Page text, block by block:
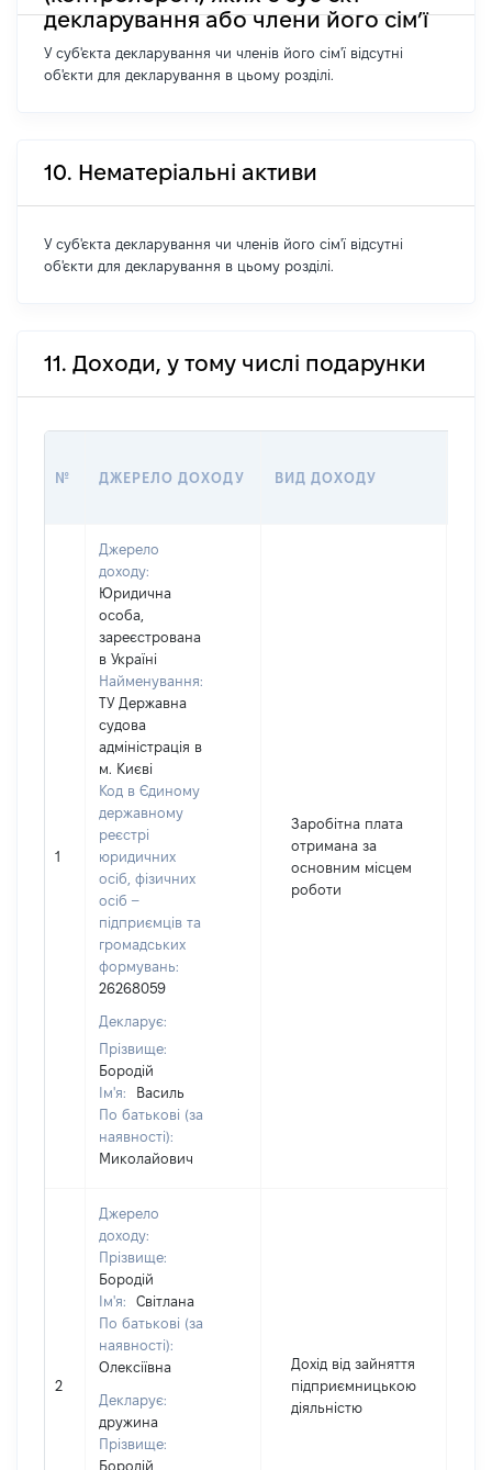
декларування або члени його сім’ї
У суб'єкта декларування чи членів його сім'ї відсутні
об'єкти для декларування в цьому розділі.
10. Нематеріальні активи
У суб'єкта декларування чи членів його сім'ї відсутні
об'єкти для декларування в цьому розділі.
11. Доходи, у тому числі подарунки
№ ДЖЕРЕЛО ДОХОДУ ВИД ДОХОДУ
1
Джерело
доходу:
Юридична
особа,
зареєстрована
в Україні
Найменування:
ТУ Державна
судова
адміністрація в
м. Києві
Код в Єдиному
державному
реєстрі
юридичних
осіб, фізичних
осіб –
підприємців та
громадських
формувань:
26268059
Декларує:
Прізвище:
Бородій
Ім'я:
Василь
По батькові (за
наявності):
Миколайович
Заробітна плата
отримана за
основним місцем
роботи
2
Джерело
доходу:
Прізвище:
Бородій
Ім'я:
Світлана
По батькові (за
наявності):
Олексіївна
Декларує:
дружина
Прізвище:
Бородій
Дохід від зайняття
підприємницькою
діяльністю